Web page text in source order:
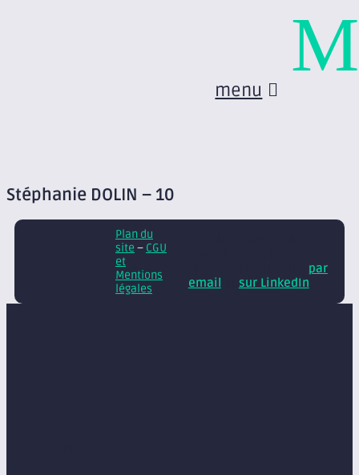
menu
Stéphanie DOLIN – 10
Plan du
site – CGU
et
Mentions
légales
par
email
sur LinkedIn
M